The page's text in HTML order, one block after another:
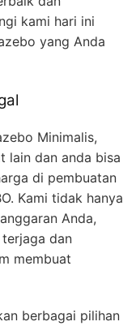
kami hari ini
yang Anda
Minimalis,
lain dan anda bisa
di pembuatan
Kami tidak hanya
Anda,
dan
membuat
berbagai pilihan